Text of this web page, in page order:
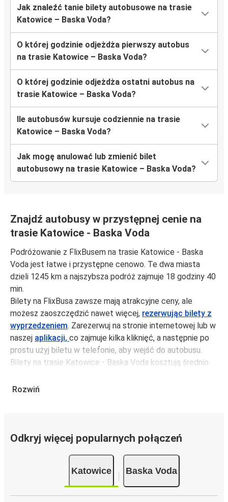
Jak znaleźć tanie bilety autobusowe na trasie
Katowice – Baska Voda?
O której godzinie odjeżdża pierwszy autobus
na trasie Katowice – Baska Voda?
O której godzinie odjeżdża ostatni autobus na
trasie Katowice – Baska Voda?
Ile autobusów kursuje codziennie na trasie
Katowice – Baska Voda?
Jak mogę anulować lub zmienić bilet
autobusowy na trasie Katowice – Baska Voda?
Znajdź autobusy w przystępnej cenie na
trasie Katowice - Baska Voda
Podróżowanie z FlixBusem na trasie Katowice - Baska
Voda jest łatwe i przystępne cenowo. Te dwa miasta
dzieli 1245 km a najszybsza podróż zajmuje 18 godziny 40
min.
Bilety na FlixBusa zawsze mają atrakcyjne ceny, ale
możesz zaoszczędzić nawet więcej, rezerwując bilety z
wyprzedzeniem. Zarezerwuj na stronie internetowej lub w
naszej aplikacji, co zajmuje kilka kliknięć, a następnie po
prostu użyj biletu w telefonie, aby wejść do autobusu.
Bilety na trasie Katowice - Baska Voda kosztują średnio
jeśli zarezerwujesz z wyprzedzeniem lub w dni robocze,
Podróż na trasie Katowice - Baska Voda
FlixBusem, dzięki 3 bezpośrednim połączeniom dziennie.
jedynie 18 godziny 40 min.
Podróż autobusemma mniejszy wpływ na środowisko
Rozwiń
Odkryj więcej popularnych połączeń
Katowice Baska Voda